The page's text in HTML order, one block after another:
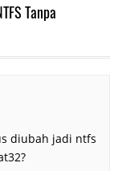
Tanpa
diubah jadi ntfs